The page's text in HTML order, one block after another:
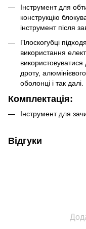
Інструмент для
конструкцію
інструмент після
Плоскогубці
використання
використовуватися
дроту,
оболонці і так далі.
Комплектація:
Інструмент для
Відгуки